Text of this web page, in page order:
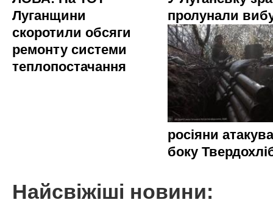
Луганщини
скоротили обсяги
ремонту системи
теплопостачання
пролунали
росіяни
боку
Найсвіжіші новини: